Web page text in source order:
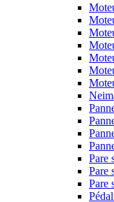
Pare
Pare
Pare